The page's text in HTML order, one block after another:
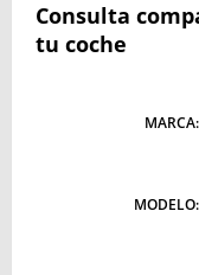
Consulta
tu coche
MARCA:
MODELO: